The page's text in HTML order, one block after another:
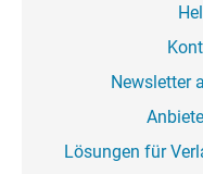
Newsletter
Lösungen für